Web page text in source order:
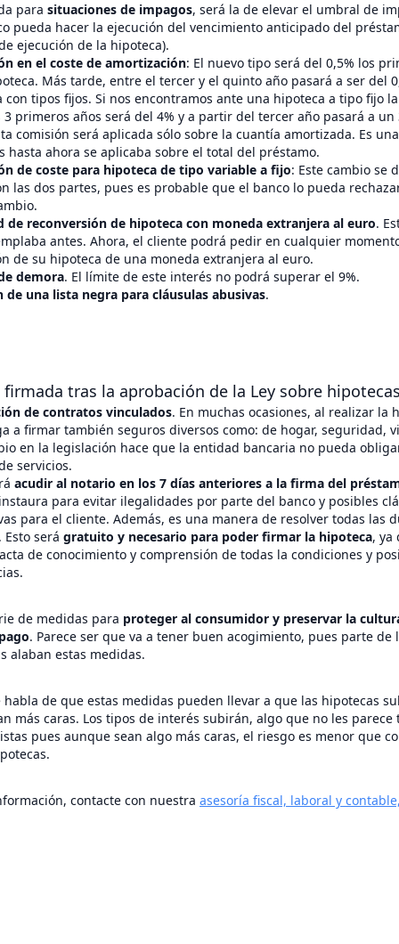
para situaciones de impagos, será la de elevar el umbral de
pueda hacer la ejecución del vencimiento anticipado del
ejecución de la hipoteca).
en el coste de amortización: El nuevo tipo será del 0,5% los
Más tarde, entre el tercer y el quinto año pasará a ser del
con tipos fijos. Si nos encontramos ante una hipoteca a tipo fijo
primeros años será del 4% y a partir del tercer año pasará a un
comisión será aplicada sólo sobre la cuantía amortizada. Es
hasta ahora se aplicaba sobre el total del préstamo.
de coste para hipoteca de tipo variable a fijo: Este cambio se
las dos partes, pues es probable que el banco lo pueda
de reconversión de hipoteca con moneda extranjera al euro.
antes. Ahora, el cliente podrá pedir en cualquier
de su hipoteca de una moneda extranjera al euro.
demora. El límite de este interés no podrá superar el 9%.
de una lista negra para cláusulas abusivas.
tras la aprobación de la Ley sobre
de contratos vinculados. En muchas ocasiones, al realizar la
a firmar también seguros diversos como: de hogar, seguridad,
en la legislación hace que la entidad bancaria no pueda
servicios.
acudir al notario en los 7 días anteriores a la firma del
para evitar ilegalidades por parte del banco y posibles
para el cliente. Además, es una manera de resolver todas las
será gratuito y necesario para poder firmar la hipoteca, ya
de conocimiento y comprensión de todas la condiciones y
de medidas para proteger al consumidor y preservar la
. Parece ser que va a tener buen acogimiento, pues parte de
alaban estas medidas.
habla de que estas medidas pueden llevar a que las hipotecas
más caras. Los tipos de interés subirán, algo que no les parece
pues aunque sean algo más caras, el riesgo es menor que
contacte con nuestra asesoría fiscal, laboral y